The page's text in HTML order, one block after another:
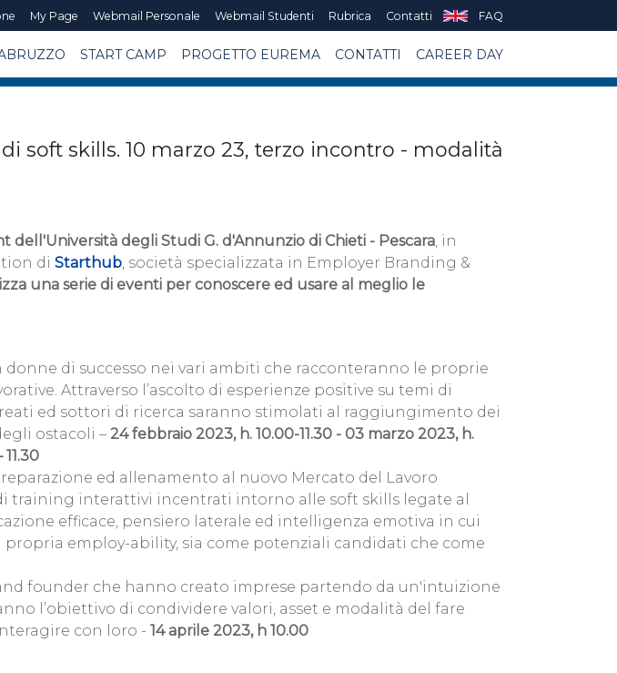
My Page Webmail Personale Webmail Studenti Rubrica Contatti FAQ
START CAMP PROGETTO EUREMA CONTATTI CAREER DAY
soft skills. 10 marzo 23, terzo incontro - modalità
dell'Università degli Studi G. d'Annunzio di Chieti - Pescara, in
diStarthub, società specializzata in Employer Branding &
una serie di eventi per conoscere ed usare al meglio le
donne di successo nei vari ambiti che racconteranno le proprie
Attraverso l’ascolto di esperienze positive su temi di
ed sottori di ricerca saranno stimolati al raggiungimento dei
ostacoli –24 febbraio 2023, h. 10.00-11.30 - 03 marzo 2023, h.
ed allenamento al nuovo Mercato del Lavoro
training interattivi incentrati intorno alle soft skills legate al
efficace, pensiero laterale ed intelligenza emotiva in cui
employ-ability, sia come potenziali candidati che come
founder che hanno creato imprese partendo da un'intuizione
l’obiettivo di condividere valori, asset e modalità del fare
con loro - 14 aprile 2023, h 10.00